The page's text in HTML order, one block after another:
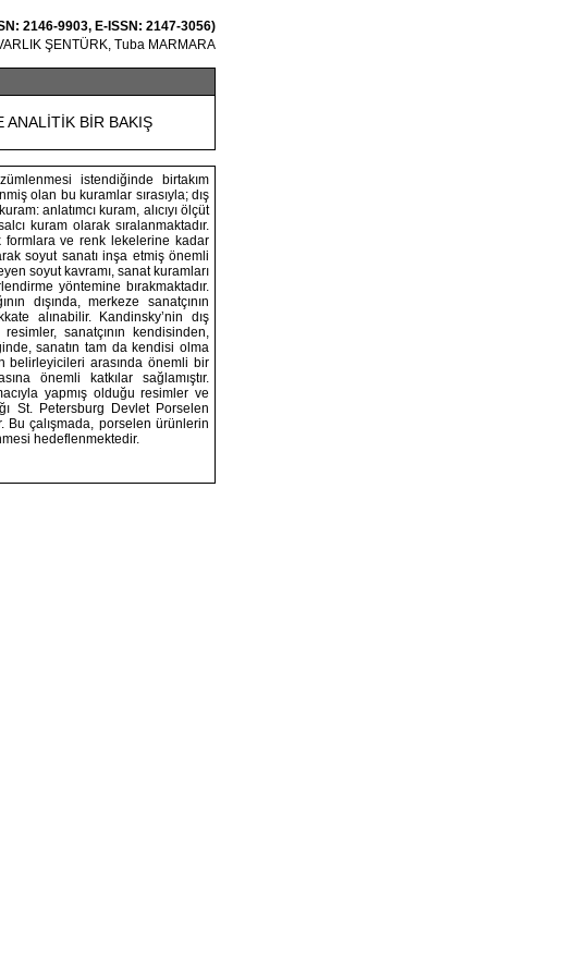
2146-9903, E-ISSN: 2147-3056)
ŞENTÜRK, Tuba MARMARA
ANALİTİK BİR BAKIŞ
istendiğinde birtakım
olan bu kuramlar sırasıyla; dış
anlatımcı kuram, alıcıyı ölçüt
kuram olarak sıralanmaktadır.
ve renk lekelerine kadar
soyut sanatı inşa etmiş önemli
soyut kavramı, sanat kuramları
yöntemine bırakmaktadır.
dışında, merkeze sanatçının
alınabilir. Kandinsky’nin dış
sanatçının kendisinden,
sanatın tam da kendisi olma
belirleyicileri arasında önemli bir
önemli katkılar sağlamıştır.
yapmış olduğu resimler ve
St. Petersburg Devlet Porselen
Bu çalışmada, porselen ürünlerin
hedeflenmektedir.